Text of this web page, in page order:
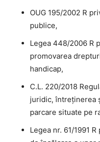
OUG 195/2002 R
publice,
Legea 448/2006 R
promovarea
handicap,
C.L. 220/2018
juridic, întreţinerea
parcare situate pe
Legea nr. 61/1991